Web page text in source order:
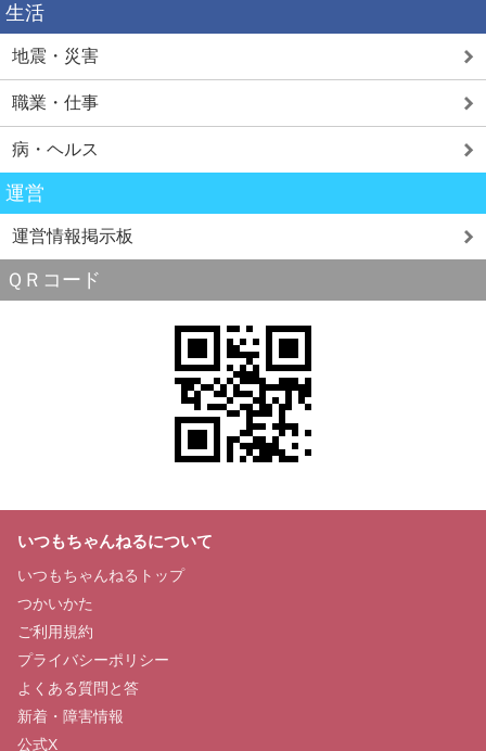
生活
地震・災害
職業・仕事
病・ヘルス
運営
運営情報掲示板
ＱＲコード
いつもちゃんねるについて
いつもちゃんねるトップ
つかいかた
ご利用規約
プライバシーポリシー
よくある質問と答
新着・障害情報
公式X